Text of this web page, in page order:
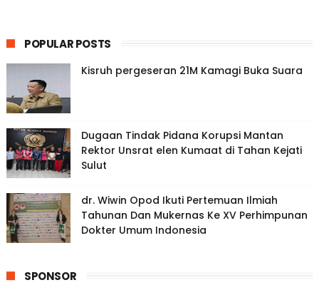
POPULAR POSTS
Kisruh pergeseran 21M Kamagi Buka Suara
Dugaan Tindak Pidana Korupsi Mantan
Rektor Unsrat elen Kumaat di Tahan Kejati
Sulut
dr. Wiwin Opod Ikuti Pertemuan Ilmiah
Tahunan Dan Mukernas Ke XV Perhimpunan
Dokter Umum Indonesia
SPONSOR